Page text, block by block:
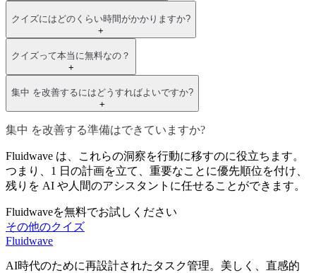
クイズにはどのくらい時間がかかりますか?
+
クイズって本当に無料なの？
+
集中 を改善するにはどうすればよいですか?
+
集中 を改善する準備はできていますか?
Fluidwave は、これらの洞察を行動に移すのに役立ちます。
つまり、1 日の計画を立て、重要なことに優先順位を付け、
残りを AI や人間のアシスタントに任せることができます。
Fluidwaveを無料でお試しください
その他のクイズ
Fluidwave
AI時代のために再設計されたタスク管理。美しく、直感的